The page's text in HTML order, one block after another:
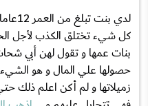
لدي
كل شيء تختلق الكذب لأجل
بنات عمها و تقول لهن أبي
حصولها علي المال و هو
زميلاتها و لم أكن اعلم ذلك